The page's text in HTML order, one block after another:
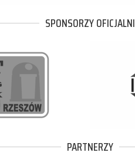
SPONSORZY OFICJALNI
PARTNERZY